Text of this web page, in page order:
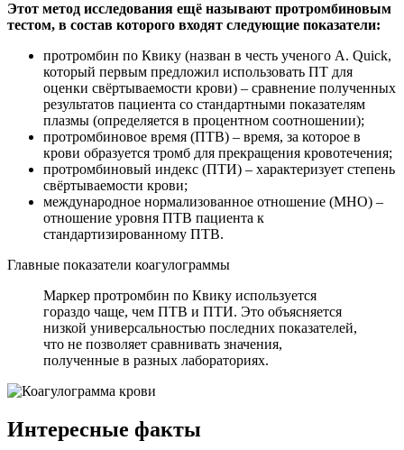
Этот метод исследования ещё называют протромбиновым
тестом, в состав которого входят следующие показатели:
протромбин по Квику (назван в честь ученого A. Quick,
который первым предложил использовать ПТ для
оценки свёртываемости крови) – сравнение полученных
результатов пациента со стандартными показателям
плазмы (определяется в процентном соотношении);
протромбиновое время (ПТВ) – время, за которое в
крови образуется тромб для прекращения кровотечения;
протромбиновый индекс (ПТИ) – характеризует степень
свёртываемости крови;
международное нормализованное отношение (МНО) –
отношение уровня ПТВ пациента к
стандартизированному ПТВ.
Главные показатели коагулограммы
Маркер протромбин по Квику используется
гораздо чаще, чем ПТВ и ПТИ. Это объясняется
низкой универсальностью последних показателей,
что не позволяет сравнивать значения,
полученные в разных лабораториях.
Интересные факты